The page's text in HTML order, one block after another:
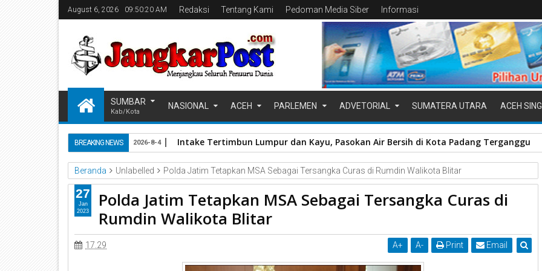
August 6, 2026 09:50:21 AM Redaksi Tentang Kami Pedoman Media Siber Informasi
SUMBAR
Kab/Kota
NASIONAL ACEH PARLEMEN ADVETORIAL SUMATERA UTARA ACEH
BREAKING NEWS Intake Tertimbun Lumpur dan Kayu, Pasokan Air Bersih di Kota Padang Terganggu
2026-8-4
Beranda Unlabelled Polda Jatim Tetapkan MSA Sebagai Tersangka Curas di Rumdin Walikota Blitar
Polda Jatim Tetapkan MSA Sebagai Tersangka Curas di
Rumdin Walikota Blitar
17.29 A+ A- Print Email
27
Jan
2023